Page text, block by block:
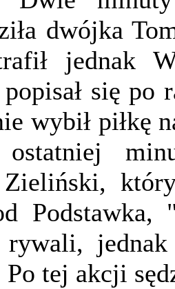
dwójka
jednak
się
wybił piłkę
Zieliński,
Podstawka,
tej akcji